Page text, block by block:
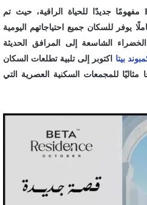
يقدم Beta Compound October مفهومًا جديدًا للحياة الراقية، حيث تم
يوفر للسكان جميع احتياجاتهم اليومية
الشاسعة إلى المرافق الحديثة
بيتا اكتوبر إلى تلبية تطلعات السكان
مثاليًا للمجمعات السكنية العصرية التي